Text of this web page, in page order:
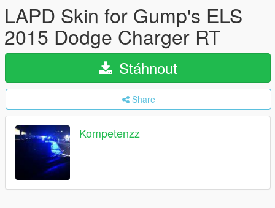
LAPD Skin for Gump's ELS
2015 Dodge Charger RT
Stáhnout
Share
Kompetenzz